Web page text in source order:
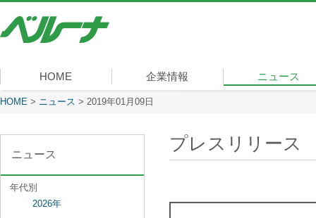
式
ベ
ル
ー
HOME 企業情報
社長メッセージ
会社概要
経営理念
沿革
組織図
事業内容
役員一覧
所在地
ニュース
現在表示しているページ
HOME > ニュース > 2019年01月09日
プレスリリース
ニュース
年代別
2026年